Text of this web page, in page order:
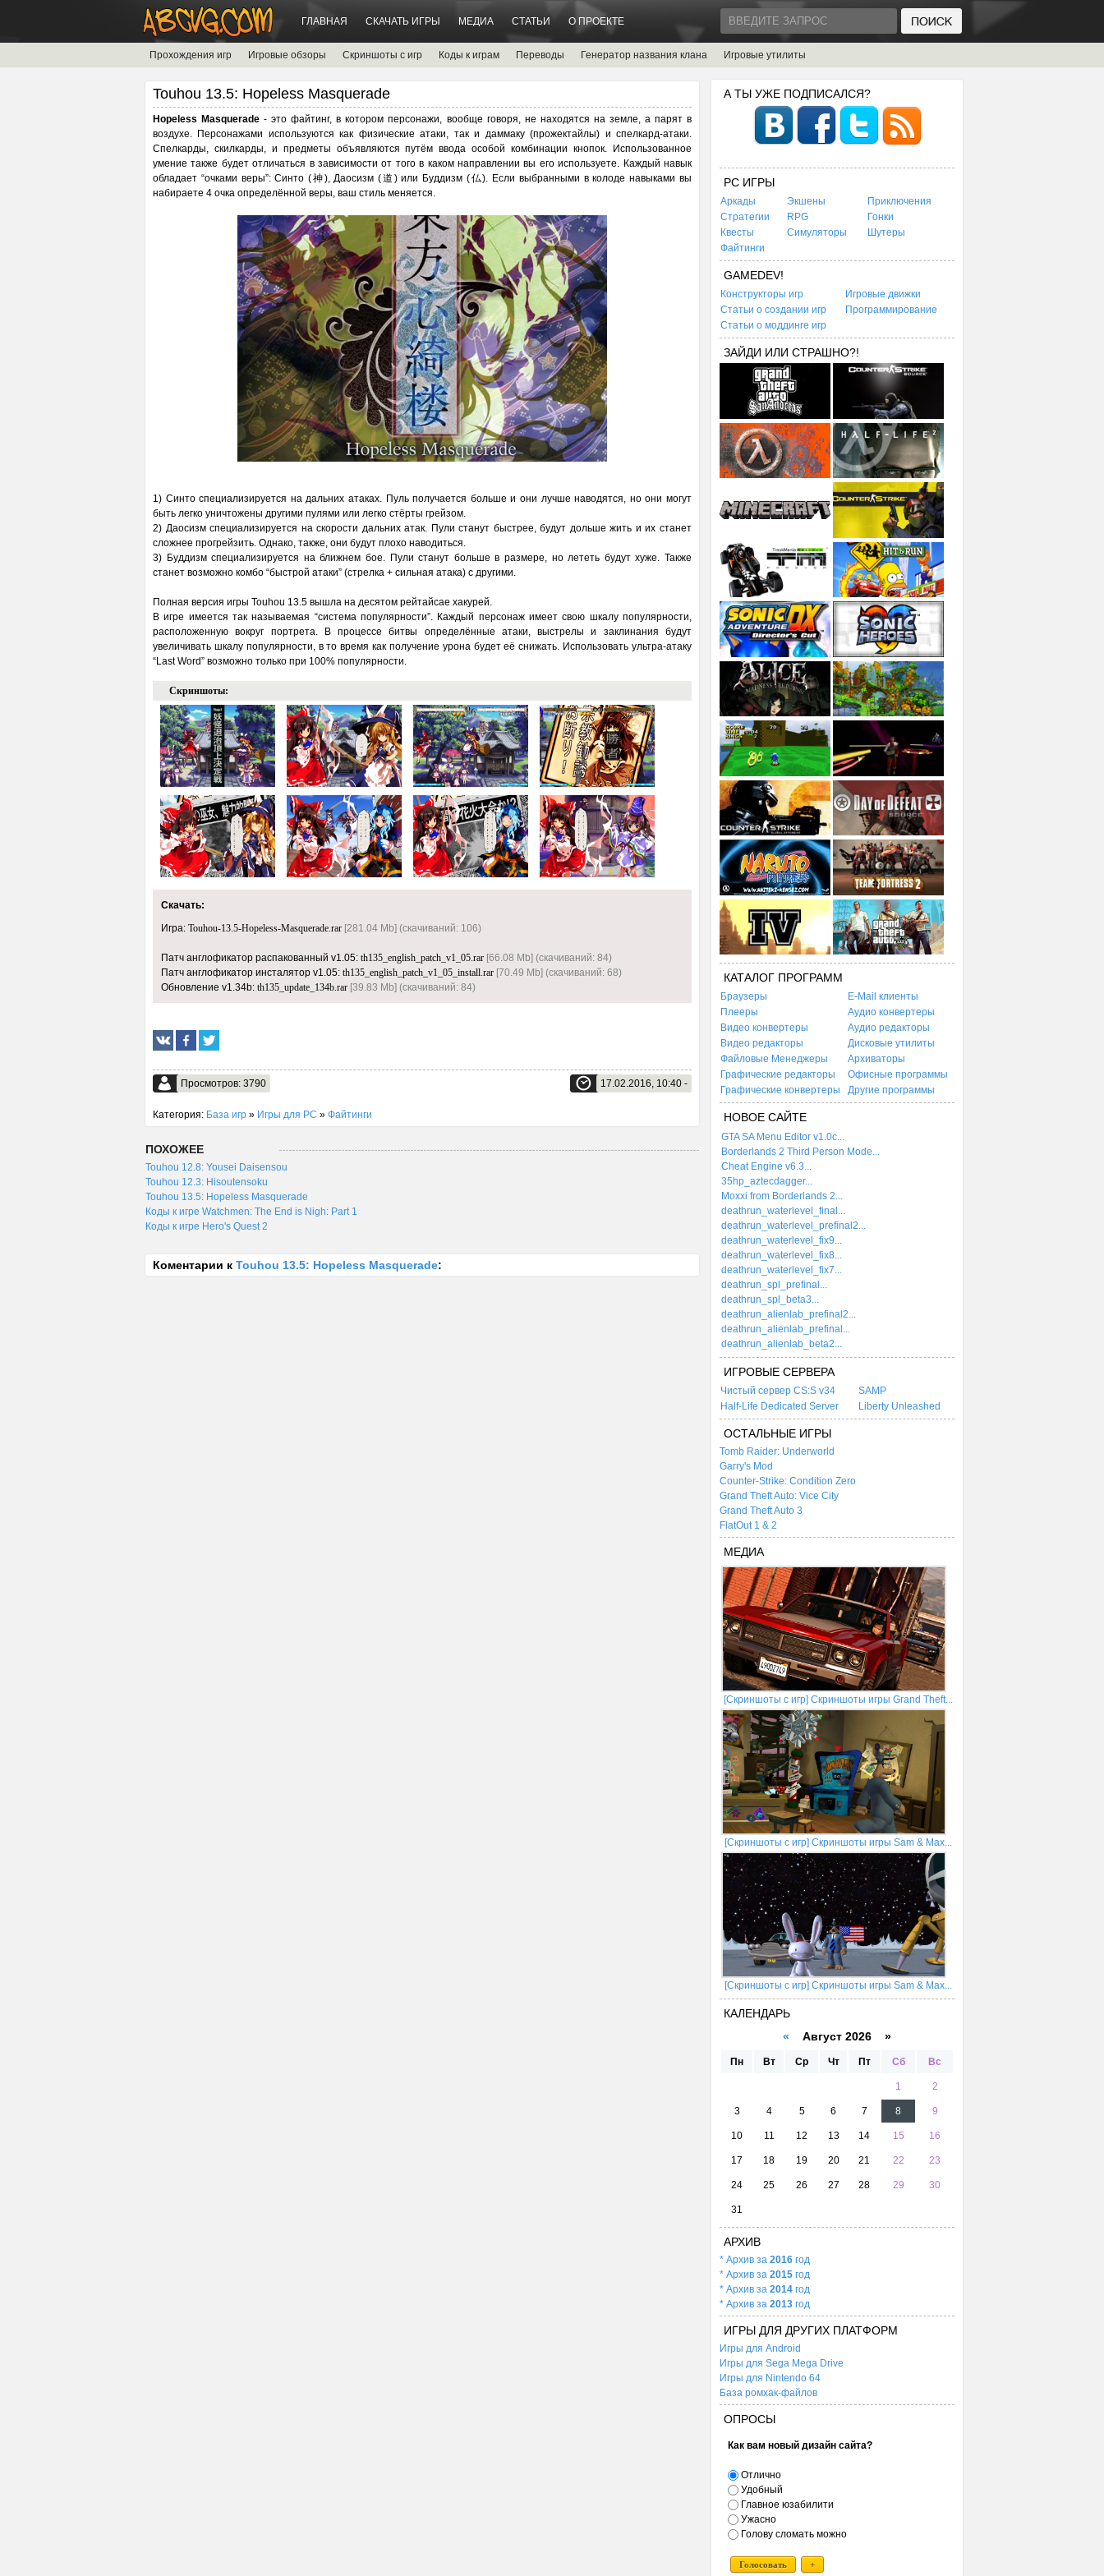
ГЛАВНАЯ СКАЧАТЬ ИГРЫ МЕДИА СТАТЬИ О ПРОЕКТЕ
Прохождения игр Игровые обзоры Скриншоты с игр Коды к играм Переводы Генератор названия клана Игровые утилиты
Touhou 13.5: Hopeless Masquerade
Hopeless Masquerade - это файтинг, в котором персонажи, вообще говоря, не находятся на земле, а парят в
воздухе. Персонажами используются как физические атаки, так и даммаку (прожектайлы) и спелкард-атаки.
Спелкарды, скилкарды, и предметы объявляются путём ввода особой комбинации кнопок. Использованное
умение также будет отличаться в зависимости от того в каком направлении вы его используете. Каждый навык
обладает “очками веры”: Синто (神), Даосизм (道) или Буддизм (仏). Если выбранными в колоде навыками вы
набираете 4 очка определённой веры, ваш стиль меняется.
1) Синто специализируется на дальних атаках. Пуль получается больше и они лучше наводятся, но они могут
быть легко уничтожены другими пулями или легко стёрты грейзом.
2) Даосизм специализируется на скорости дальних атак. Пули станут быстрее, будут дольше жить и их станет
сложнее прогрейзить. Однако, также, они будут плохо наводиться.
3) Буддизм специализируется на ближнем бое. Пули станут больше в размере, но лететь будут хуже. Также
станет возможно комбо “быстрой атаки” (стрелка + сильная атака) с другими.
Полная версия игры Touhou 13.5 вышла на десятом рейтайсае хакурей.
В игре имеется так называемая “система популярности”. Каждый персонаж имеет свою шкалу популярности,
расположенную вокруг портрета. В процессе битвы определённые атаки, выстрелы и заклинания будут
увеличивать шкалу популярности, в то время как получение урона будет её снижать. Использовать ультра-атаку
“Last Word” возможно только при 100% популярности.
Скриншоты:
Скачать:
Игра: Touhou-13.5-Hopeless-Masquerade.rar [281.04 Mb] (cкачиваний: 106)
Патч англофикатор распакованный v1.05: th135_english_patch_v1_05.rar [66.08 Mb] (cкачиваний: 84)
Патч англофикатор инсталятор v1.05: th135_english_patch_v1_05_install.rar [70.49 Mb] (cкачиваний: 68)
Обновление v1.34b: th135_update_134b.rar [39.83 Mb] (cкачиваний: 84)
Просмотров: 3790 17.02.2016, 10:40 -
Категория: База игр » Игры для PC » Файтинги
ПОХОЖЕЕ
Touhou 12.8: Yousei Daisensou
Touhou 12.3: Hisoutensoku
Touhou 13.5: Hopeless Masquerade
Коды к игре Watchmen: The End is Nigh: Part 1
Коды к игре Hero's Quest 2
Коментарии к Touhou 13.5: Hopeless Masquerade:
А ТЫ УЖЕ ПОДПИСАЛСЯ?
PC ИГРЫ
Аркады Экшены
Приключения
Стратегии
RPG
Гонки
Квесты
Симуляторы
Шутеры
Файтинги
GAMEDEV!
Конструкторы игр
Игровые движки
Статьи о создании игр
Программирование
Статьи о моддинге игр
ЗАЙДИ ИЛИ СТРАШНО?!
КАТАЛОГ ПРОГРАММ
Браузеры
E-Mail клиенты
Плееры
Аудио конвертеры
Видео конвертеры
Аудио редакторы
Видео редакторы
Дисковые утилиты
Файловые Менеджеры
Архиваторы
Графические редакторы
Офисные программы
Графические конвертеры
Другие программы
НОВОЕ САЙТЕ
GTA SA Menu Editor v1.0c...
Borderlands 2 Third Person Mode...
Cheat Engine v6.3...
35hp_aztecdagger...
Moxxi from Borderlands 2...
deathrun_waterlevel_final...
deathrun_waterlevel_prefinal2...
deathrun_waterlevel_fix9...
deathrun_waterlevel_fix8...
deathrun_waterlevel_fix7...
deathrun_spl_prefinal...
deathrun_spl_beta3...
deathrun_alienlab_prefinal2...
deathrun_alienlab_prefinal...
deathrun_alienlab_beta2...
ИГРОВЫЕ СЕРВЕРА
Чистый сервер CS:S v34
SAMP
Half-Life Dedicated Server
Liberty Unleashed
ОСТАЛЬНЫЕ ИГРЫ
Tomb Raider: Underworld
Garry's Mod
Counter-Strike: Condition Zero
Grand Theft Auto: Vice City
Grand Theft Auto 3
FlatOut 1 & 2
МЕДИА
[Скриншоты с игр] Скриншоты игры Grand Theft...
[Скриншоты с игр] Скриншоты игры Sam & Max...
[Скриншоты с игр] Скриншоты игры Sam & Max...
КАЛЕНДАРЬ
« Август 2026 »
Пн Вт Ср Чт Пт Сб Вс
1 2
3 4 5 6 7 8 9
10 11 12 13 14 15 16
17 18 19 20 21 22 23
24 25 26 27 28 29 30
31
АРХИВ
* Архив за 2016 год
* Архив за 2015 год
* Архив за 2014 год
* Архив за 2013 год
ИГРЫ ДЛЯ ДРУГИХ ПЛАТФОРМ
Игры для Android
Игры для Sega Mega Drive
Игры для Nintendo 64
База ромхак-файлов
ОПРОСЫ
Как вам новый дизайн сайта?
Отлично
Удобный
Главное юзабилити
Ужасно
Голову сломать можно
Голосовать +